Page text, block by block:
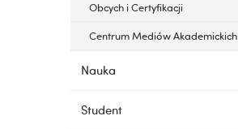
Obcych i Certyfikacji
Centrum Mediów Akademickich
Nauka
Student